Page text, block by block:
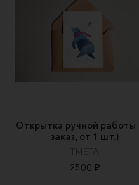
Открытка ручной работы
заказ, от 1 шт.)
TMETA
2500 ₽